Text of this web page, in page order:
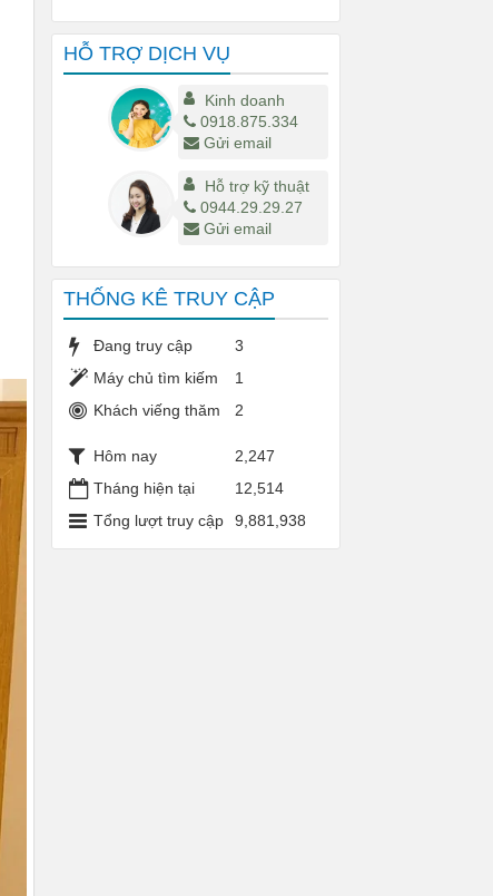
0
HỖ TRỢ DỊCH VỤ
Kinh doanh
0918.875.334
Gửi email
Hỗ trợ kỹ thuật
0944.29.29.27
Gửi email
THỐNG KÊ TRUY CẬP
Đang truy cập
3
Máy chủ tìm kiếm
1
Khách viếng thăm
2
Hôm nay
2,247
Tháng hiện tại
12,514
Tổng lượt truy cập
9,881,938